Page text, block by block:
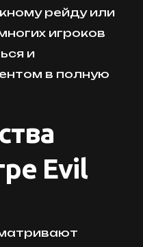
рейду или
игроков
и
в полную
Evil